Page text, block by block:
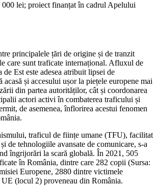
000 lei; proiect finanțat în cadrul Apelului
principalele țări de origine și de tranzit
care sunt traficate internațional. Afluxul de
Est este adesea atribuit lipsei de
acasă și accesului ușor la piețele europene mai
din partea autorităților, cât și coordonarea
actori activi în combaterea traficului și
de asemenea, înflorirea acestui fenomen
traficul de ființe umane (TFU), facilitat
de tehnologiile avansate de comunicare, s-a
îngrijorări la scară globală. În 2021, 505
în România, dintre care 282 copii (Sursa:
Europene, 2880 dintre victimele
(locul 2) proveneau din România.